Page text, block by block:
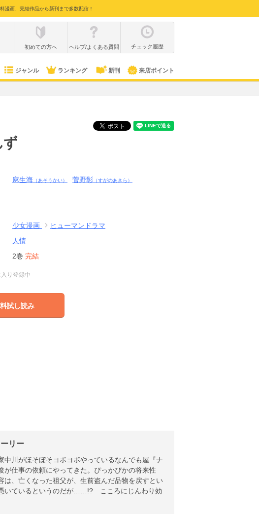
漫画、完結作品から新刊まで多数配信！
初めての方へ ヘルプ/よくある質問 チェック履歴
ジャンル ランキング 新刊 来店ポイント
ず
麻生海 （あそうかい） 菅野彰 （すがのあきら）
少女漫画
ヒューマンドラマ
人情
2巻 完結
り登録中
試し読み
リー
川がほそぼそヨボヨボやっているなんでも屋『ナ
仕事の依頼にやってきた。ぴっかぴかの将来性
、亡くなった祖父が、生前盗んだ品物を戻すとい
いているというのだが……!? こころにじんわり効